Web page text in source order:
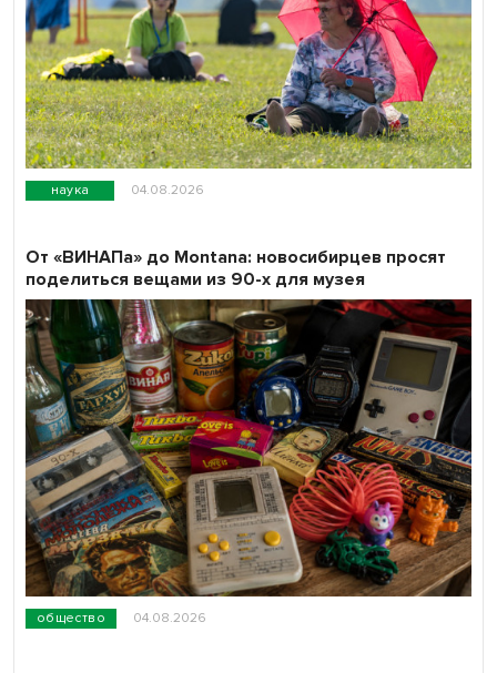
наука 04.08.2026
общество 04.08.2026
От «ВИНАПа» до Montana: новосибирцев просят
поделиться вещами из 90-х для музея